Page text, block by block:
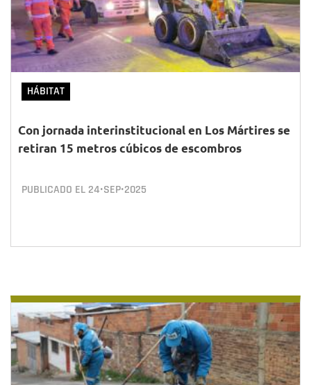
HÁBITAT
Con jornada interinstitucional en Los Mártires se
retiran 15 metros cúbicos de escombros
PUBLICADO EL 24•SEP•2025